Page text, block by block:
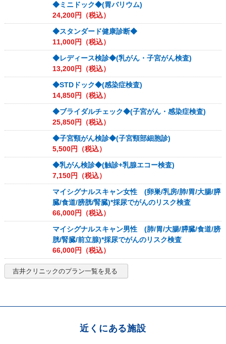
◆ミニドック◆(胃バリウム)
24,200円（税込）
◆スタンダード健康診断◆
11,000円（税込）
◆レディース検診◆(乳がん・子宮がん検査)
13,200円（税込）
◆STDドック◆(感染症検査)
14,850円（税込）
◆ブライダルチェック◆(子宮がん・感染症検査)
25,850円（税込）
◆子宮頸がん検診◆(子宮頸部細胞診)
5,500円（税込）
◆乳がん検診◆(触診+乳腺エコー検査)
7,150円（税込）
マイシグナルスキャン女性 (卵巣/乳房/肺/胃/大腸/膵
臓/食道/膀胱/腎臓)*採尿でがんのリスク検査
66,000円（税込）
マイシグナルスキャン男性 (肺/胃/大腸/膵臓/食道/膀
胱/腎臓/前立腺)*採尿でがんのリスク検査
66,000円（税込）
吉井クリニックのプラン一覧を見る
近くにある施設